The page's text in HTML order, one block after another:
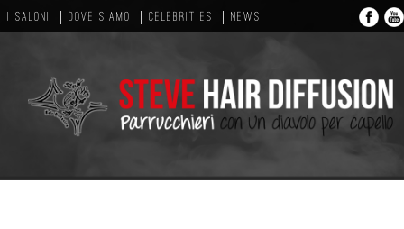
I SALONI DOVE SIAMO CELEBRITIES NEWS